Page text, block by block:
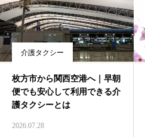
介護タクシー
枚方市から関西空港へ｜早朝
便でも安心して利用できる介
護タクシーとは
2026.07.28